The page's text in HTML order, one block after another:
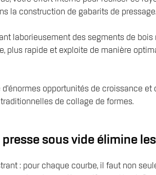
la construction de gabarits de
laborieusement des segments de
plus rapide et exploite de manière
opportunités de croissance
de collage de formes.
sous vide élimine
: pour chaque courbe, il faut non